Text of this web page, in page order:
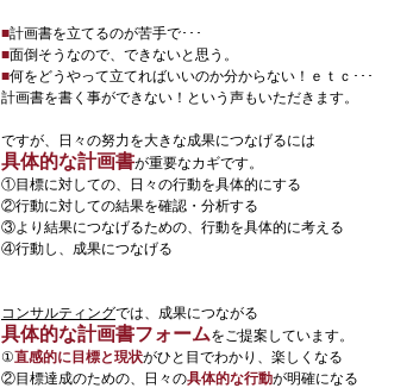
■計画書を立てるのが苦手で･･･
■面倒そうなので、できないと思う。
■何をどうやって立てればいいのか分からない！ｅｔｃ･･･
計画書を書く事ができない！という声もいただきます。
ですが、日々の努力を大きな成果につなげるには
具体的な計画書が重要なカギです。
①目標に対しての、日々の行動を具体的にする
②行動に対しての結果を確認・分析する
③より結果につなげるための、行動を具体的に考える
④行動し、成果につなげる
コンサルティングでは、成果につながる
具体的な計画書フォームをご提案しています。
①直感的に目標と現状がひと目でわかり、楽しくなる
②目標達成のための、日々の具体的な行動が明確になる